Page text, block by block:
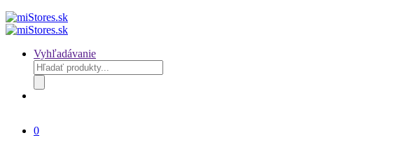
Vyhľadávanie
Products
search
0